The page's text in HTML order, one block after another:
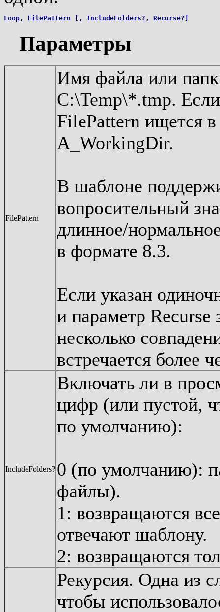
Параметры
FilePattern
Имя файла или
C:\Temp\*.tmp.
FilePattern ищется
A_WorkingDir.
В шаблоне
вопросительный
длинное/
в формате 8.3.
Если указан
и параметр Recurse
несколько
встречается более
IncludeFolders?
Включать ли в
цифр (или пустой,
по умолчанию):
0 (по умолчанию):
файлы).
1: возвращаются
отвечают шаблону.
2: возвращаются
Рекурсия. Одна из
чтобы